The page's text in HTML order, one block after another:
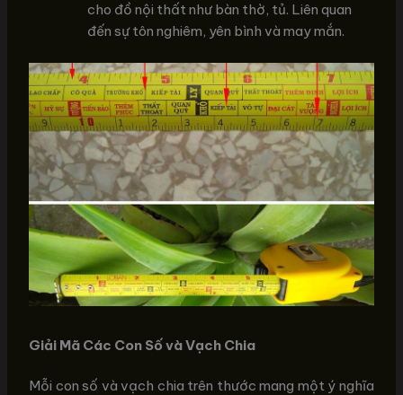
cho đồ nội thất như bàn thờ, tủ. Liên quan
đến sự tôn nghiêm, yên bình và may mắn.
Giải Mã Các Con Số và Vạch Chia
Mỗi con số và vạch chia trên thước mang một ý nghĩa